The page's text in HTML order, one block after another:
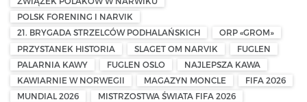
POLSK FORENING I NARVIK
21. BRYGADA STRZELCÓW PODHALAŃSKICH
ORP «GROM»
PRZYSTANEK HISTORIA
SLAGET OM NARVIK
FUGLEN
PALARNIA KAWY
FUGLEN OSLO
NAJLEPSZA KAWA
KAWIARNIE W NORWEGII
MAGAZYN MONCLE
FIFA 2026
MUNDIAL 2026
MISTRZOSTWA ŚWIATA FIFA 2026